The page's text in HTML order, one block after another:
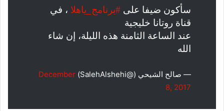
سأكون ضيفا على #برنامج_ياهلا ، في
قناة روتانا خليجية
عند الساعة الثامنة هذه الليلة، إن شاء
الله
— صالح الشيحي (@SalehAlshehi)
December
8, 2017